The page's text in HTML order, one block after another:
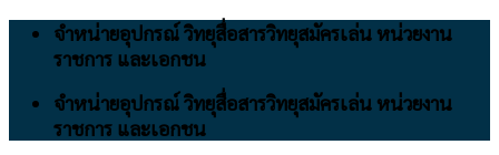
Skip
จำหน่ายอุปกรณ์ วิทยุสื่อสารวิทยุสมัครเล่น หน่วยงาน
ราชการ และเอกชน
จำหน่ายอุปกรณ์ วิทยุสื่อสารวิทยุสมัครเล่น หน่วยงาน
ราชการ และเอกชน